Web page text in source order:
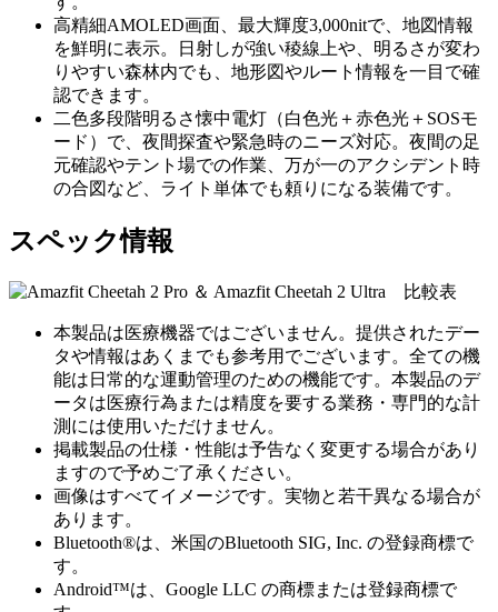
高精細AMOLED画面、最大輝度3,000nitで、地図情報
を鮮明に表示。日射しが強い稜線上や、明るさが変わ
りやすい森林内でも、地形図やルート情報を一目で確
認できます。
二色多段階明るさ懐中電灯（白色光＋赤色光＋SOSモ
ード）で、夜間探査や緊急時のニーズ対応。夜間の足
元確認やテント場での作業、万が一のアクシデント時
の合図など、ライト単体でも頼りになる装備です。
スペック情報
本製品は医療機器ではございません。提供されたデー
タや情報はあくまでも参考用でございます。全ての機
能は日常的な運動管理のための機能です。本製品のデ
ータは医療行為または精度を要する業務・専門的な計
測には使用いただけません。
掲載製品の仕様・性能は予告なく変更する場合があり
ますので予めご了承ください。
画像はすべてイメージです。実物と若干異なる場合が
あります。
Bluetooth®は、米国のBluetooth SIG, Inc. の登録商標で
す。
Android™は、Google LLC の商標または登録商標で